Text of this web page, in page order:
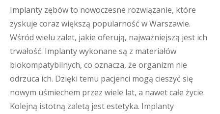
Implanty zębów to nowoczesne rozwiązanie, które
zyskuje coraz większą popularność w Warszawie.
Wśród wielu zalet, jakie oferują, najważniejszą jest ich
trwałość. Implanty wykonane są z materiałów
biokompatybilnych, co oznacza, że organizm nie
odrzuca ich. Dzięki temu pacjenci mogą cieszyć się
nowym uśmiechem przez wiele lat, a nawet całe życie.
Kolejną istotną zaletą jest estetyka. Implanty